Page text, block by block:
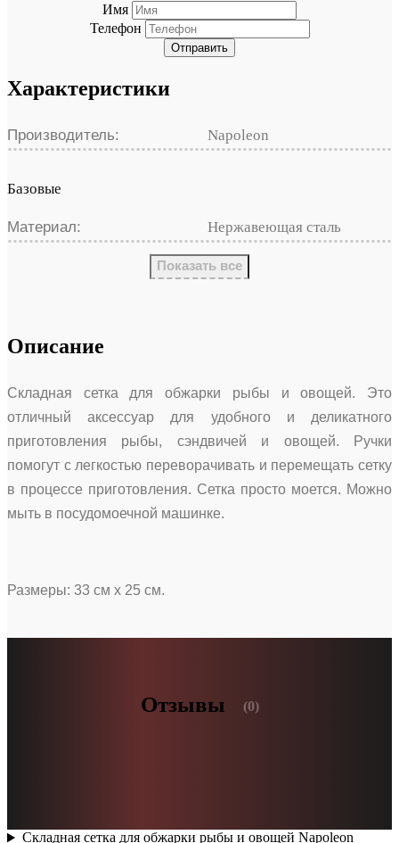
Имя
Телефон
Отправить
Характеристики
Производитель: Napoleon
Базовые
Материал: Нержавеющая сталь
Показать все
Описание
Складная сетка для обжарки рыбы и овощей. Это
отличный аксессуар для удобного и деликатного
приготовления рыбы, сэндвичей и овощей. Ручки
помогут с легкостью переворачивать и перемещать сетку
в процессе приготовления. Сетка просто моется. Можно
мыть в посудомоечной машинке.
Размеры: 33 см х 25 см.
Отзывы (0)
Складная сетка для обжарки рыбы и овощей Napoleon